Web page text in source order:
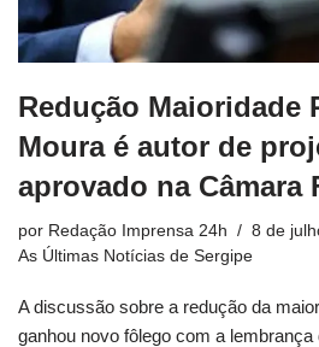
Redução Maioridade
Moura é autor de
aprovado na Câmara
por Redação Imprensa 24h
8 de
As Últimas Notícias de Sergipe
A discussão sobre a redução da
ganhou novo fôlego com a lembrança